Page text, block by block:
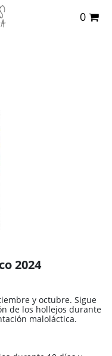
0
2024
y octubre. Sigue
de los hollejos durante
maloláctica.